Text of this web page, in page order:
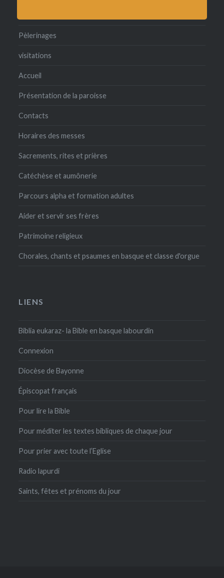
Pèlerinages
visitations
Accueil
Présentation de la paroisse
Contacts
Horaires des messes
Sacrements, rites et prières
Catéchèse et aumônerie
Parcours alpha et formation adultes
Aider et servir ses frères
Patrimoine religieux
Chorales, chants et psaumes en basque et classe d'orgue
LIENS
Biblia eukaraz- la Bible en basque labourdin
Connexion
Diocèse de Bayonne
Épiscopat français
Pour lire la Bible
Pour méditer les textes bibliques de chaque jour
Pour prier avec toute l’Eglise
Radio lapurdi
Saints, fêtes et prénoms du jour